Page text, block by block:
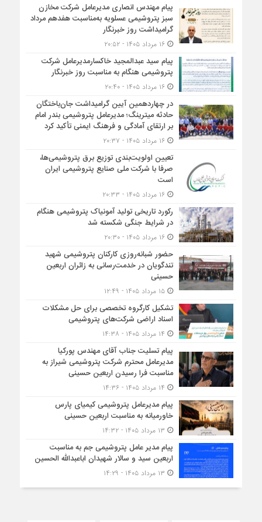
پیام مهندس انصاری مدیرعامل شرکت مخازن
سبز پتروشیمی عسلویه به‌مناسبت هفدهم مرداد
گرامیداشت روز خبرنگار
۱۶ مرداد ۱۴۰۵ - ۲۰:۵۲
پیام سید عبدالمجید خاکسارمدیرعامل شرکت
پتروشیمی هنگام به مناسبت روز خبرنگار
۱۶ مرداد ۱۴۰۵ - ۲۰:۴۰
در چهاردهمین آیین گرامیداشت جان‌باختگان
حادثه میترینگ؛ مدیرعامل پتروشیمی بندر امام
بر ارتقای آمادگی و فرهنگ ایمنی تأکید کرد
۱۶ مرداد ۱۴۰۵ - ۲۰:۳۷
تعیین اولویت‌بندی توزیع برق پتروشیمی‌ها،
صرفا با شرکت ملی صنایع پتروشیمی ایران
است
۱۶ مرداد ۱۴۰۵ - ۲۰:۳۳
رکورد تاریخی تولید آمونیاک پتروشیمی هنگام
در شرایط جنگی شکسته شد
۱۶ مرداد ۱۴۰۵ - ۲۰:۳۰
حضور شبانه‌روزی کارکنان پتروشیمی شهید
تندگویان در خدمت‌رسانی به زائران اربعین
حسینی
۱۵ مرداد ۱۴۰۵ - ۱۲:۴۹
تشکیل کارگروه تخصصی برای حل مشکلات
اسناد اراضی شرکت‌های پتروشیمی
پیام تسلیت جناب آقای مهندس پوركیا
مدیرعامل محترم شركت پتروشیمی شیراز به
مناسبت فرا رسیدن اربعین حسینی
پیام مدیرعامل پتروشیمی کیمیای پارس
خاورمیانه به مناسبت اربعین حسینی
پیام مدیر عامل پتروشیمی جم به مناسبت
اربعین سید و سالار شهیدان اباعبدالله الحسین